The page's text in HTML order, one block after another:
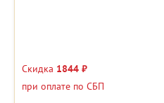
Скидка 1844 ₽
при оплате по СБП